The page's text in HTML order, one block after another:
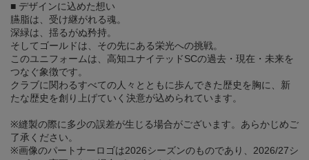
■ デザインに込めた想い
臙脂は、受け継がれる魂。
深緑は、揺るがぬ矜持。
そしてゴールドは、その先にある栄光への挑戦。
このユニフォームは、高知ユナイテッドSCの過去・現在・未来を
つなぐ象徴です。
クラブに関わるすべての人々とともに歩んできた歴史を胸に、新
たな歴史を創り上げていく決意が込められています。
※縫製の際に多少の誤差が生じる場合がございます。あらかじめご
了承ください。
※画像のパートナーロゴは2026シーズンのものであり、2026/27シ